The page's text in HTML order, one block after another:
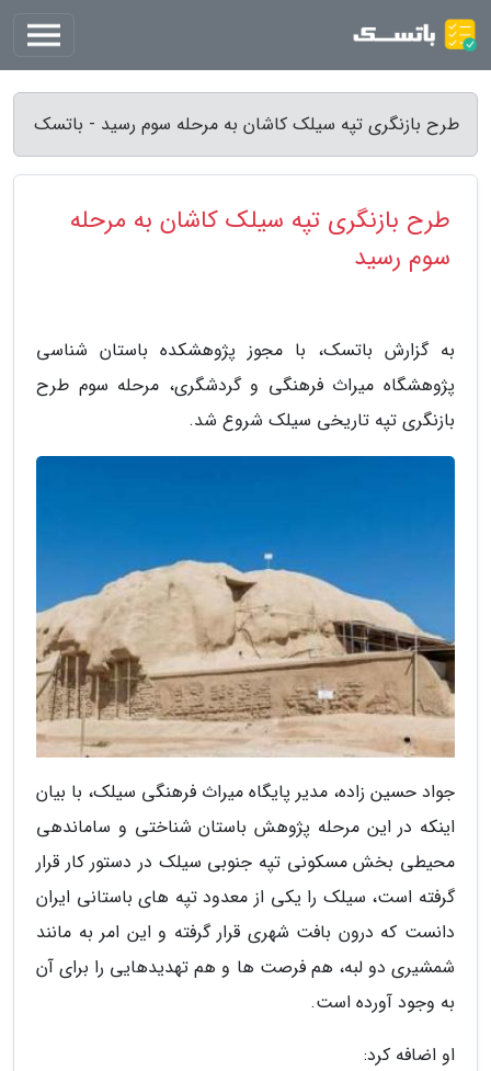
طرح بازنگری تپه سیلک کاشان به مرحله سوم رسید - باتسک
طرح بازنگری تپه سیلک کاشان به مرحله
سوم رسید
به گزارش باتسک، با مجوز پژوهشکده باستان شناسی
پژوهشگاه میراث فرهنگی و گردشگری، مرحله سوم طرح
بازنگری تپه تاریخی سیلک شروع شد.
جواد حسین زاده، مدیر پایگاه میراث فرهنگی سیلک، با بیان
اینکه در این مرحله پژوهش باستان شناختی و ساماندهی
محیطی بخش مسکونی تپه جنوبی سیلک در دستور کار قرار
گرفته است، سیلک را یکی از معدود تپه های باستانی ایران
دانست که درون بافت شهری قرار گرفته و این امر به مانند
شمشیری دو لبه، هم فرصت ها و هم تهدیدهایی را برای آن
به وجود آورده است.
او اضافه کرد: